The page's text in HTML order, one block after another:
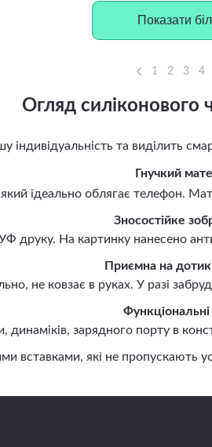
Показати
1 2 3 4
Огляд силіконового
та виділить
Гнучкий
ідеально облягає телефон.
Зносостійке
На картинку нанесено
Приємна на
не ковзає в руках. У разі
Функціональні
зарядного порту в
які не пропускають